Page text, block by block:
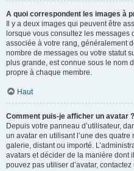
A quoi correspondent les images à
Il y a deux images qui peuvent être
lorsque vous consultez les messages
associée à votre rang, généralement
nombre de messages ou votre statut
plus grande, est connue sous le nom
propre à chaque membre.
Haut
Comment puis-je afficher un avatar ?
Depuis votre panneau d’utilisateur,
un avatar en utilisant l’une des quatre
galerie, distant ou importé.
avatars et décider de la manière dont
pouvez pas utiliser d’avatar,